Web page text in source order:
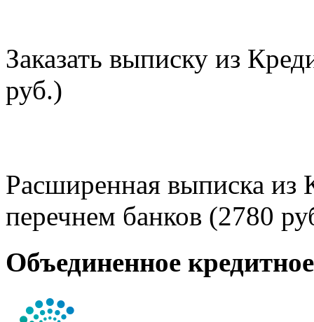
Заказать выписку из
руб.)
Расширенная выписка из
перечнем банков (2780
Объединенное